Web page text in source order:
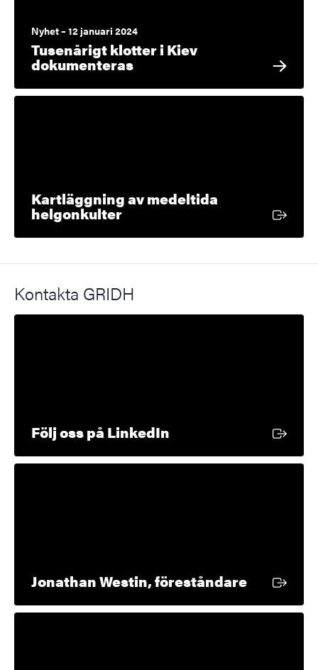
Nyhet – 12 januari 2024
Tusenårigt klotter i Kiev
dokumenteras
Kartläggning av medeltida
helgonkulterExtern länk
Kontakta GRIDH
Följ oss på LinkedIn
Jonathan Westin, föreståndareExtern